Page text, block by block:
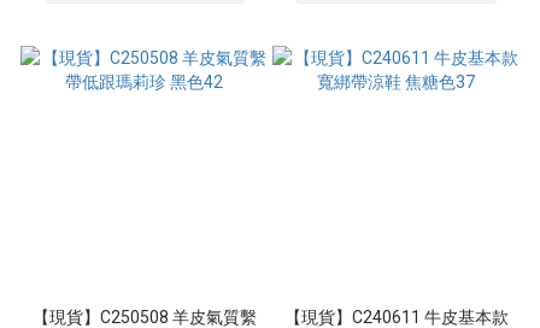
【現貨】C250508 羊皮氣質繫
【現貨】C240611 牛皮基本款